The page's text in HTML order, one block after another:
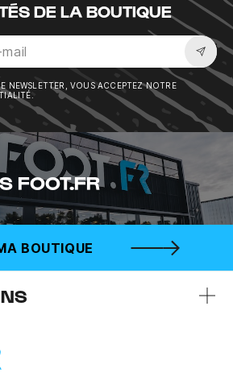
DE LA BOUTIQUE
NEWSLETTER, VOUS ACCEPTEZ NOTRE
FOOT.FR
BOUTIQUE